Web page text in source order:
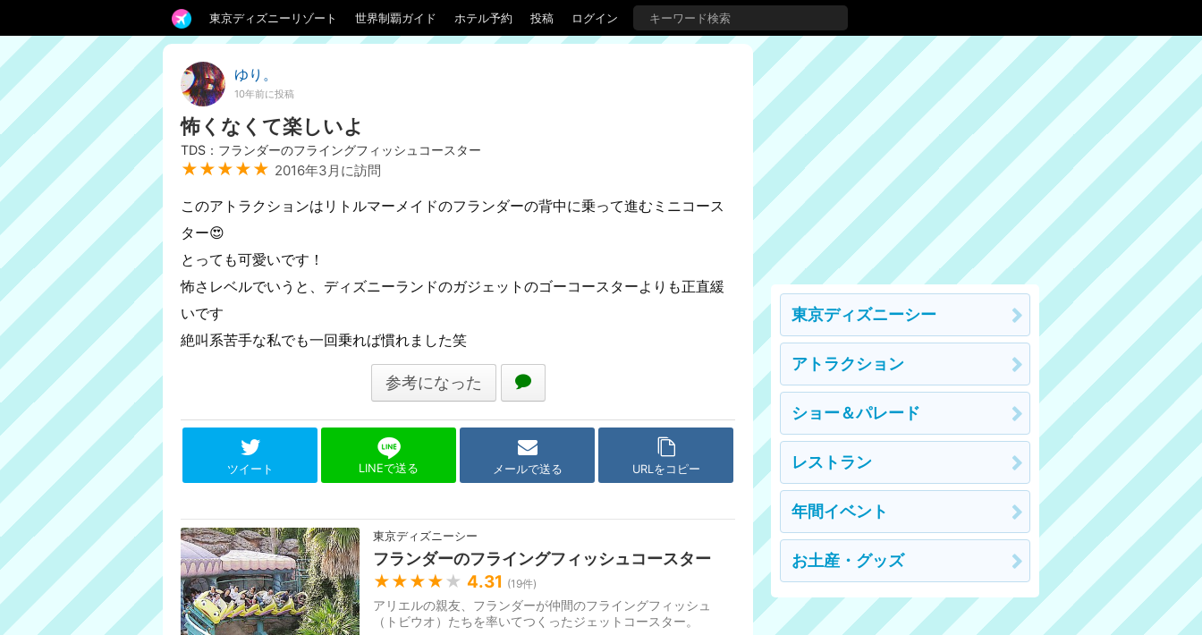
東京ディズニーリゾート 世界制覇ガイド ホテル予約 投稿 ログイン
ゆり。
10年前に投稿
怖くなくて楽しいよ
TDS：フランダーのフライングフィッシュコースター
★★★★★ 2016年3月に訪問
このアトラクションはリトルマーメイドのフランダーの背中に乗って進むミニコース
ター😍
とっても可愛いです！
怖さレベルでいうと、ディズニーランドのガジェットのゴーコースターよりも正直緩
いです
絶叫系苦手な私でも一回乗れば慣れました笑
参考になった
ツイート LINEで送る メールで送る URLをコピー
東京ディズニーシー
フランダーのフライングフィッシュコースター
★★★★ ★ 4.31 (19件)
アリエルの親友、フランダーが仲間のフライングフィッシュ
（トビウオ）たちを率いてつくったジェットコースター。
東京ディズニーシー
アトラクション
ショー＆パレード
レストラン
年間イベント
お土産・グッズ